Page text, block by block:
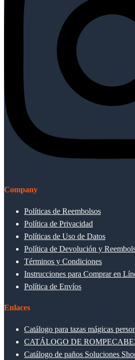
Company
Políticas de Reembolsos
Política de Privacidad
Políticas de Uso de Datos
Política de Devolución y
Términos y Condiciones
Instrucciones para Comprar en
Política de Envíos
Enlaces
Catálogo para tazas mágicas
CATÁLOGO DE
Catálogo de paños Soluciones